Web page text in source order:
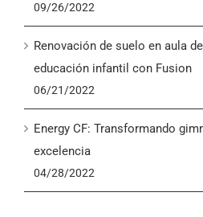
09/26/2022
Renovación de suelo en aula
educación infantil con Fusion
06/21/2022
Energy CF: Transformando
excelencia
04/28/2022